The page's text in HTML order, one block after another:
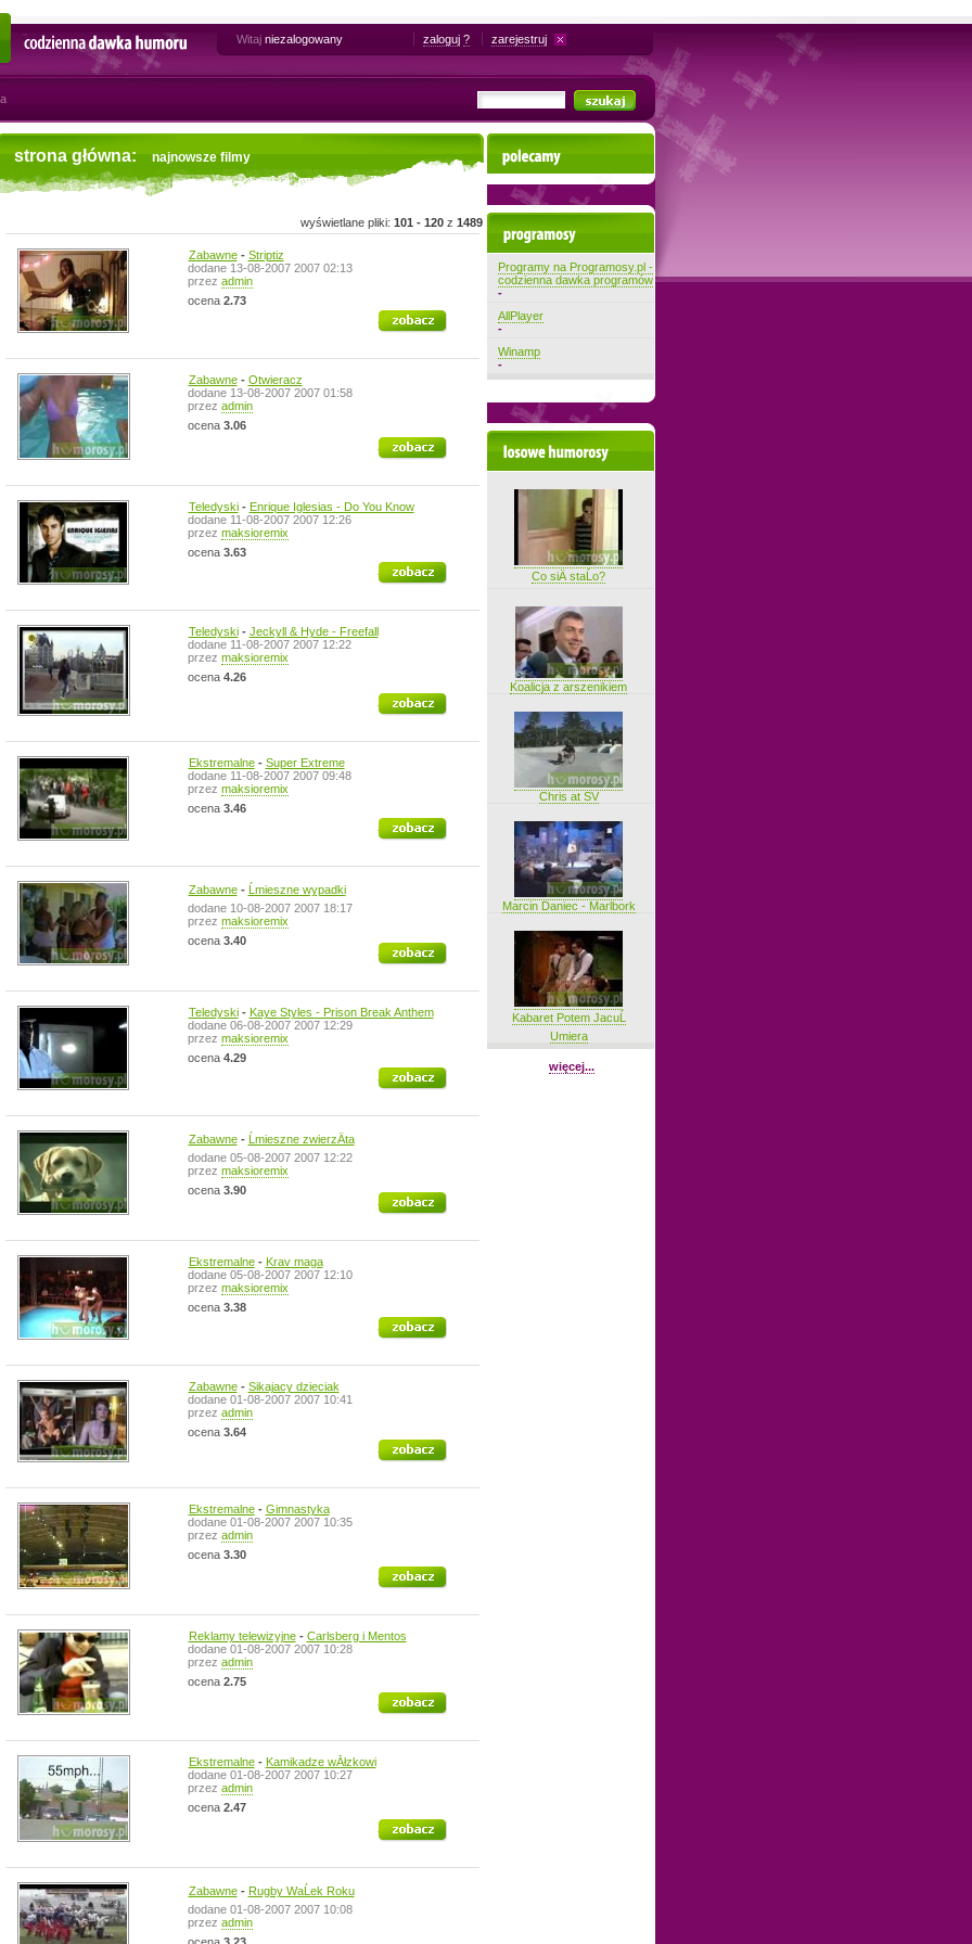
Codzienna dawka humoru Witaj niezalogowany zaloguj ? zarejestruj
strona główna: najnowsze filmy
wyświetlane pliki: 101 - 120 z 1489
Zabawne- Striptiz
dodane 13-08-2007 2007 02:13
przez admin
ocena 2.73
zobacz
Zabawne- Otwieracz
dodane 13-08-2007 2007 01:58
przez admin
ocena 3.06
zobacz
Teledyski- Enrique Iglesias - Do You Know
dodane 11-08-2007 2007 12:26
przez maksioremix
ocena 3.63
zobacz
Teledyski- Jeckyll & Hyde - Freefall
dodane 11-08-2007 2007 12:22
przez maksioremix
ocena 4.26
zobacz
Ekstremalne- Super Extreme
dodane 11-08-2007 2007 09:48
przez maksioremix
ocena 3.46
zobacz
Zabawne- Ĺmieszne wypadki
dodane 10-08-2007 2007 18:17
przez maksioremix
ocena 3.40
zobacz
Teledyski- Kaye Styles - Prison Break Anthem
dodane 06-08-2007 2007 12:29
przez maksioremix
ocena 4.29
zobacz
Zabawne- Ĺmieszne zwierzÄta
dodane 05-08-2007 2007 12:22
przez maksioremix
ocena 3.90
zobacz
Ekstremalne- Krav maga
dodane 05-08-2007 2007 12:10
przez maksioremix
ocena 3.38
zobacz
Zabawne- Sikajacy dzieciak
dodane 01-08-2007 2007 10:41
przez admin
ocena 3.64
zobacz
Ekstremalne- Gimnastyka
dodane 01-08-2007 2007 10:35
przez admin
ocena 3.30
zobacz
Reklamy telewizyjne- Carlsberg i Mentos
dodane 01-08-2007 2007 10:28
przez admin
ocena 2.75
zobacz
Ekstremalne- Kamikadze wĂłzkowi
dodane 01-08-2007 2007 10:27
przez admin
ocena 2.47
zobacz
Zabawne- Rugby WaĹek Roku
dodane 01-08-2007 2007 10:08
przez admin
Polecamy
Najnowsze programy
Programy na Programosy.pl -
codzienna dawka programów
-
AllPlayer
-
Winamp
-
Losowe filmiki
Co siÄ staĹo?
Koalicja z arszenikiem
Chris at SV
Marcin Daniec - Marlbork
Kabaret Potem JacuĹ
Umiera
więcej...